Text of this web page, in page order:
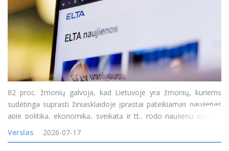
82 proc. žmonių galvoja, kad Lietuvoje yra žmonių, kuriems
sudėtinga suprasti žiniasklaidoje įprastai pateikiamas naujienas
apie politiką, ekonomiką, sveikatą ir tt., rodo naujienų portalo
„Delfi“ užsakymu atliktas reprezentatyvus „Spinter“ tyrimas. 71
proc. mano, kad y
Verslas 2026-07-17